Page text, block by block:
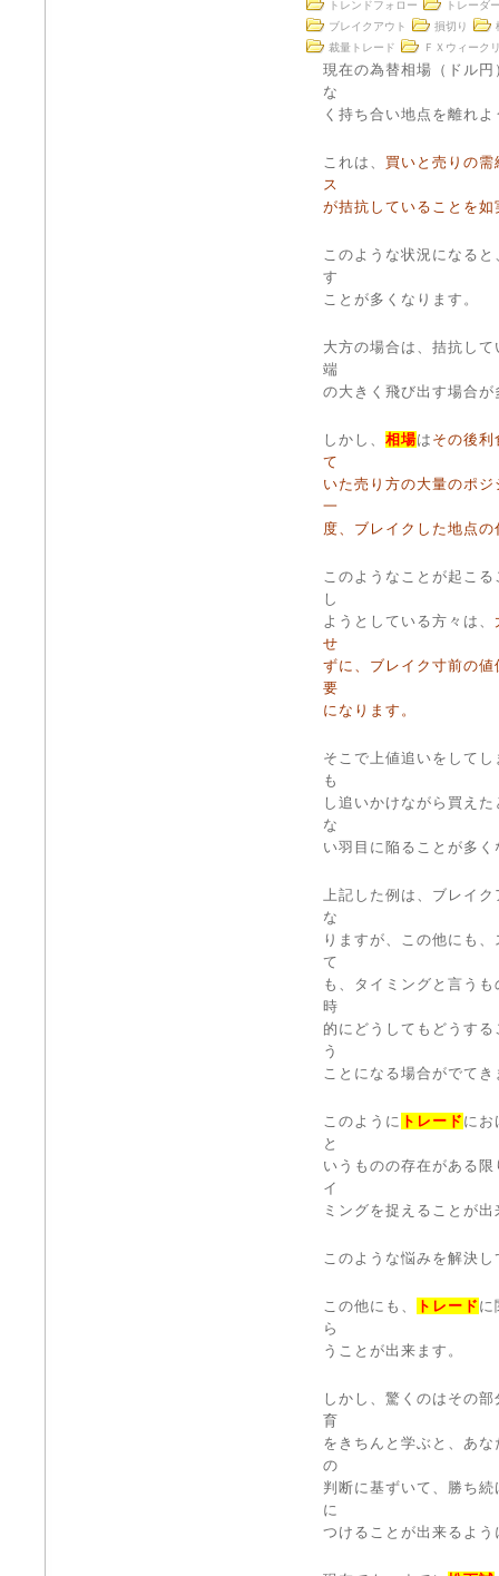
トレンドフォロー
トレーダ
ブレイクアウト
損切り
裁量トレード
ＦＸウィーク
現在の為替相場（ドル
な
く持ち合い地点を離れ
これは、 買いと売りの
ス
が拮抗していることを
このような状況になる
す
ことが多くなります。
大方の場合は、拮抗し
端
の大きく飛び出す場合
しかし、 相場は その後
て
いた売り方の大量のポ
一
度、ブレイクした地点
このようなことが起こ
し
ようとしている方々は、
せ
ずに、ブレイク寸前の
要
になります。
そこで上値追いをして
も
し追いかけながら買え
な
い羽目に陥ることが多く
上記した例は、ブレイ
な
りますが、この他にも
て
も、タイミングと言う
時
的にどうしてもどうす
う
ことになる場合がでてき
このように トレード にお
と
いうものの存在がある
イ
ミングを捉えることが
このような悩みを解決
この他にも、 トレード に
ら
うことが出来ます。
しかし、驚くのはその
育
をきちんと学ぶと、あ
の
判断に基ずいて、勝ち
に
つけることが出来るよう